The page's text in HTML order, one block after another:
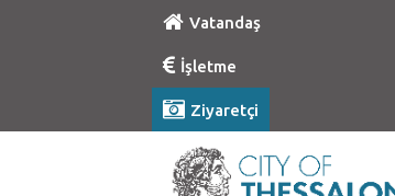
Vatandaş
İşletme
Ziyaretçi